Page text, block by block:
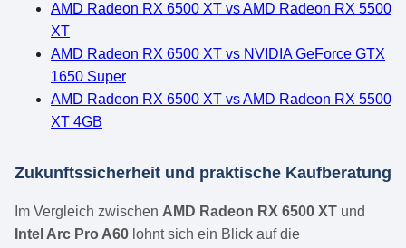
AMD Radeon RX 6500 XT vs AMD Radeon RX 5500
XT
AMD Radeon RX 6500 XT vs NVIDIA GeForce GTX
1650 Super
AMD Radeon RX 6500 XT vs AMD Radeon RX 5500
XT 4GB
Zukunftssicherheit und praktische Kaufberatung
Im Vergleich zwischen AMD Radeon RX 6500 XT und
Intel Arc Pro A60 lohnt sich ein Blick auf die